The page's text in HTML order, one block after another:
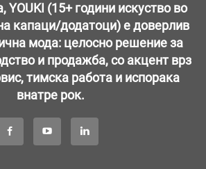
YOUKI (15+ години искуство во
капаци/додатоци) е доверлив
мода: целосно решение за
и продажба, со акцент врз
тимска работа и испорака
внатре рок.